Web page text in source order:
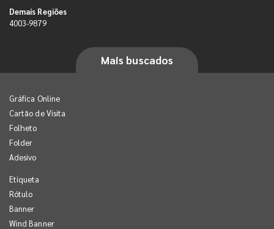
Demais Regiões
4003-9879
Mais buscados
Gráfica Online
Cartão de Visita
Folheto
Folder
Adesivo
Etiqueta
Rótulo
Banner
Wind Banner